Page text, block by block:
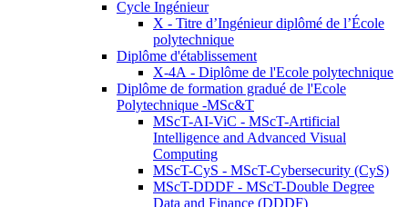
Cycle Ingénieur
X - Titre d’Ingénieur diplômé de l’École
polytechnique
Diplôme d'établissement
X-4A - Diplôme de l'Ecole polytechnique
Diplôme de formation gradué de l'Ecole
Polytechnique -MSc&T
MScT-AI-ViC - MScT-Artificial
Intelligence and Advanced Visual
Computing
MScT-CyS - MScT-Cybersecurity (CyS)
MScT-DDDF - MScT-Double Degree
Data and Finance (DDDF)